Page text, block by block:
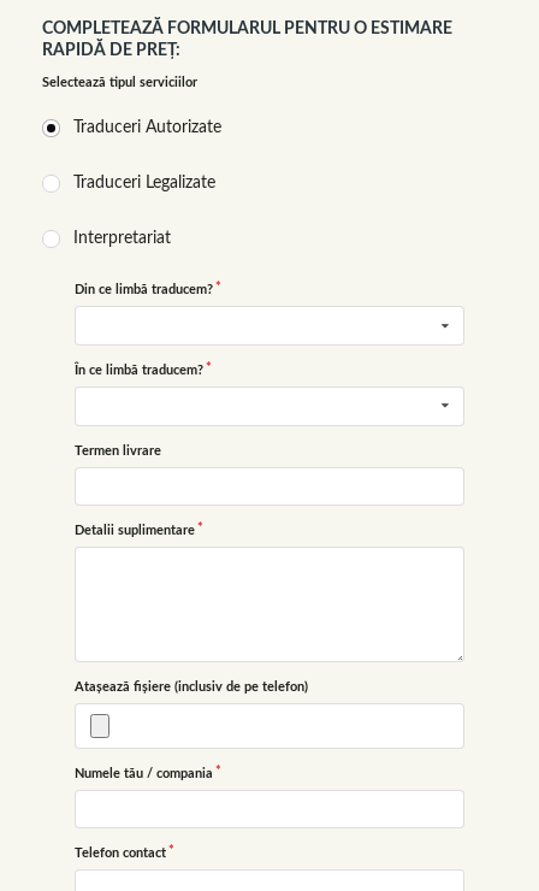
COMPLETEAZĂ FORMULARUL PENTRU O ESTIMARE
RAPIDĂ DE PREŢ:
Selectează tipul serviciilor
Traduceri Autorizate
Traduceri Legalizate
Interpretariat
Din ce limbă traducem?
În ce limbă traducem?
Termen livrare
Detalii suplimentare
Atașează fișiere (inclusiv de pe telefon)
Numele tău / compania
Telefon contact